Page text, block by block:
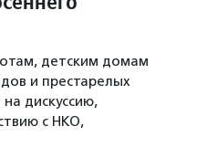
детским домам
и престарелых
дискуссию,
с НКО,